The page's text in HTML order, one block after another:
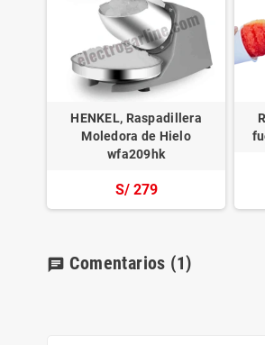
HENKEL, Raspadillera
Moledora de Hielo
wfa209hk
S/ 279
chat Comentarios (1)